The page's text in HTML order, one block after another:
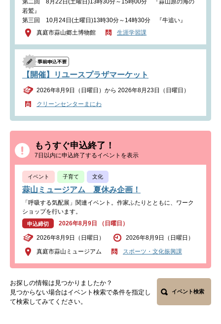
第二回 8月22日(土曜日)13時30分～15時00分 『蒜山原の海の
若鷲』
第三回 10月24日(土曜日)13時30分～14時30分 『牛追い』
真庭市蒜山郷土博物館
生涯学習課
【開催】リユースプラザマーケット
2026年8月9日（日曜日）から 2026年8月23日（日曜日）
クリーンセンターまにわ
もうすぐ申込終了！
7日以内に申込終了するイベントを表示
イベント 子育て 文化
蒜山ミュージアム 夏休み企画！
「呼吸する気配展」関連イベント。作家ふたりとともに、ワーク
ショップを行います。
申込締切 2026年8月9日 （日曜日）
2026年8月9日（日曜日）
2026年8月9日（日曜日）
真庭市蒜山ミュージアム
スポーツ・文化振興課
お探しの情報は見つかりましたか？
見つからない場合はイベント検索で条件を指定し
て検索してみてください。
イベント検索